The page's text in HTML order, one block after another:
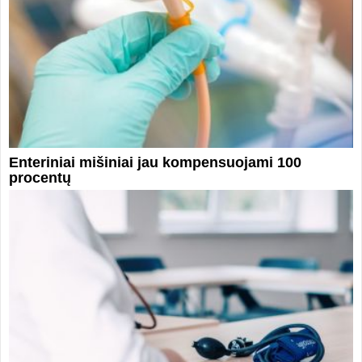
Enteriniai mišiniai jau kompensuojami 100
procentų